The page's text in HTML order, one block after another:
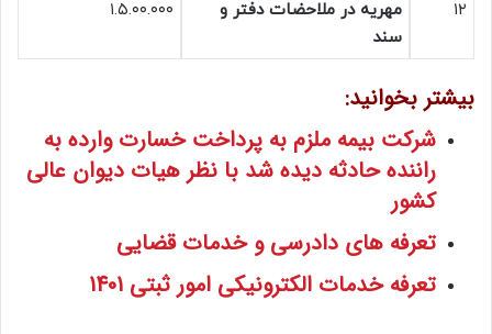
۱۲
مهریه در ملاحضات دفتر و
سند
۱.۵.۰۰.۰۰۰
بیشتر بخوانید:
شرکت بیمه ملزم به پرداخت خسارت وارده به
راننده حادثه دیده شد با نظر هیات دیوان عالی
کشور
تعرفه های دادرسی و خدمات قضایی
تعرفه خدمات الکترونیکی امور ثبتی 1401